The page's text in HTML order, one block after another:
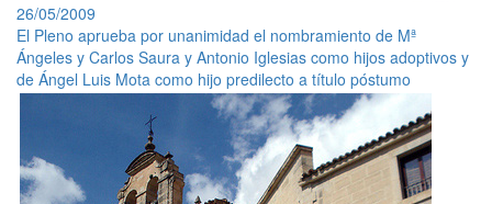
26/05/2009
El Pleno aprueba por unanimidad el nombramiento de Mª
Ángeles y Carlos Saura y Antonio Iglesias como hijos adoptivos y
de Ángel Luis Mota como hijo predilecto a título póstumo